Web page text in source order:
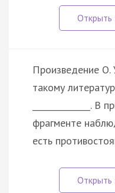
Произведение О.
такому
______________.
фрагменте
есть